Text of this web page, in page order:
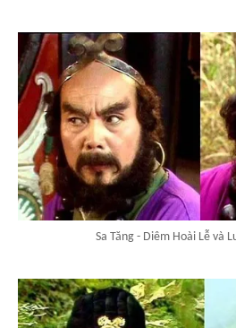
Sa Tăng - Diêm Hoài Lễ và